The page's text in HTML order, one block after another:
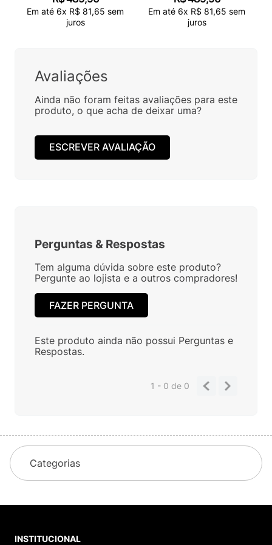
Em até 6x R$ 81,65 sem
juros
Em até 6x R$ 81,65 sem
juros
Avaliações
Ainda não foram feitas avaliações para este
produto, o que acha de deixar uma?
ESCREVER AVALIAÇÃO
Perguntas & Respostas
Tem alguma dúvida sobre este produto?
Pergunte ao lojista e a outros compradores!
FAZER PERGUNTA
Este produto ainda não possui Perguntas e
Respostas.
1 - 0de 0
Categorias
INSTITUCIONAL